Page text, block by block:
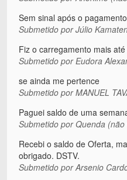
Sem sinal após o
Submetido porJúlio
Fiz o carregamento mais
Submetido porEudora
se ainda me pertence
Submetido porMANUEL
Paguei saldo de uma
Submetido porQuenda (não
Recebi o saldo de Oferta,
obrigado. DSTV.
Submetido porArsenio